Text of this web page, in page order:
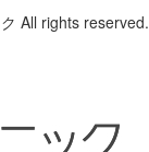
All rights reserved.